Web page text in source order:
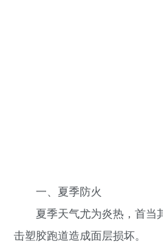
一、夏季防火
夏季天气尤为炎热，首当
击塑胶跑道造成面层损坏。